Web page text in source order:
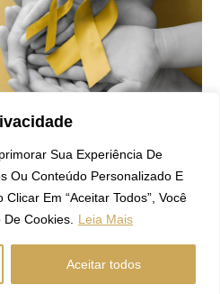
Sua Experiência De
Ou Conteúdo Personalizado E
Em “Aceitar Todos”, Você
Cookies.
Leia Mais
Aceitar todos
A Importância
Amarelo, A Campanha